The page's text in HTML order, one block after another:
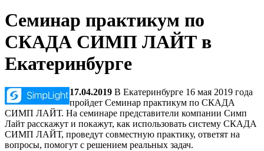
Семинар практикум по
СКАДА СИМП ЛАЙТ в
Екатеринбурге
17.04.2019 В Екатеринбурге 16 мая 2019 года
пройдет Семинар практикум по СКАДА
СИМП ЛАЙТ. На семинаре представители компании Симп
Лайт расскажут и покажут, как использовать систему СКАДА
СИМП ЛАЙТ, проведут совместную практику, ответят на
вопросы, помогут с решением реальных задач.